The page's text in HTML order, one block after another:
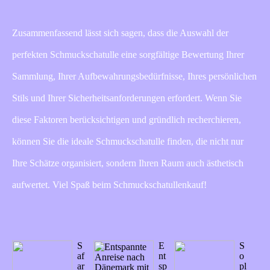
Zusammenfassend lässt sich sagen, dass die Auswahl der
perfekten Schmuckschatulle eine sorgfältige Bewertung Ihrer
Sammlung, Ihrer Aufbewahrungsbedürfnisse, Ihres persönlichen
Stils und Ihrer Sicherheitsanforderungen erfordert. Wenn Sie
diese Faktoren berücksichtigen und gründlich recherchieren,
können Sie die ideale Schmuckschatulle finden, die nicht nur
Ihre Schätze organisiert, sondern Ihren Raum auch ästhetisch
aufwertet. Viel Spaß beim Schmuckschatullenkauf!
S
af
ar
E
nt
sp
S
o
pl